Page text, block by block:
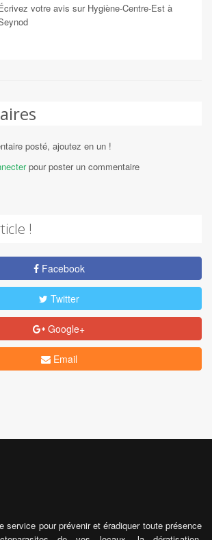
votre avis sur Hygiène-Centre-Est à
posté, ajoutez en un !
pour poster un commentaire
!
Facebook
Twitter
Google+
Email
service pour prévenir et éradiquer toute présence